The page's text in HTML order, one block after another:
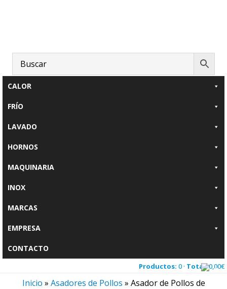
página
CALOR
FRÍO
LAVADO
HORNOS
MAQUINARIA
INOX
MARCAS
EMPRESA
CONTACTO
Productos: 0 · Total:0,00€
Inicio » Asadores de Pollos » Asador de Pollos de